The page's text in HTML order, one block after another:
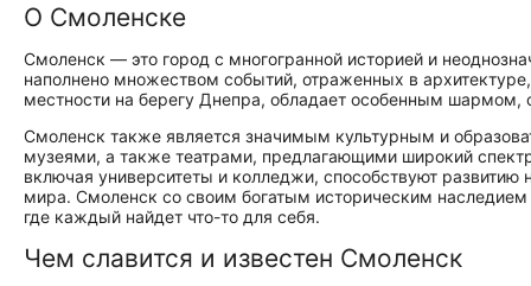
О Смоленске
Смоленск — это город с многогранной историей и
наполнено множеством событий, отраженных в
местности на берегу Днепра, обладает особенным
Смоленск также является значимым культурным и
музеями, а также театрами, предлагающими широкий
включая университеты и колледжи, способствуют развитию
мира. Смоленск со своим богатым историческим
где каждый найдет что-то для себя.
Чем славится и известен Смоленск